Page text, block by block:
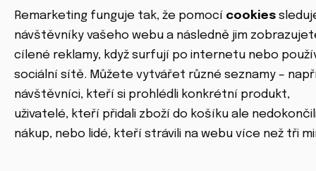
Remarketing funguje tak, že pomocí cookies
návštěvníky vašeho webu a následně jim
cílené reklamy, když surfují po internetu nebo
sociální sítě. Můžete vytvářet různé seznamy –
návštěvníci, kteří si prohlédli konkrétní produkt,
uživatelé, kteří přidali zboží do košíku ale
nákup, nebo lidé, kteří strávili na webu více než tři